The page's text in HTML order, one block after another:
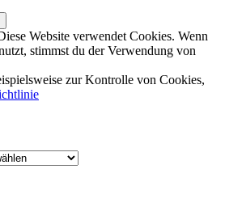
Website verwendet Cookies. Wenn
stimmst du der Verwendung von
zur Kontrolle von Cookies,